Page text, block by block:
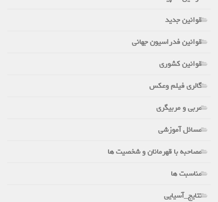
قوانین جدید
قوانین فدراسیون جهانی
قوانین کشوری
گالری فیلم وعکس
مربی و مربیگری
مسائل آموزشی
مصاحبه با قهرمانان و شخصیت ها
مناسبت ها
نتایج_آسیایی